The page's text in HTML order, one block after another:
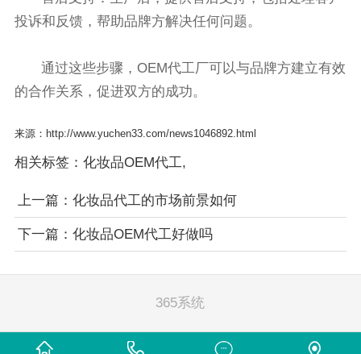
投诉和反馈，帮助品牌方解决任何问题。
通过这些步骤，OEM代工厂可以与品牌方建立有效
的合作关系，促进双方的成功。
来源：http://www.yuchen33.com/news1046892.html
相关标签： 化妆品OEM代工,
上一篇： 化妆品代工的市场前景如何
下一篇： 化妆品OEM代工好做吗
365系统